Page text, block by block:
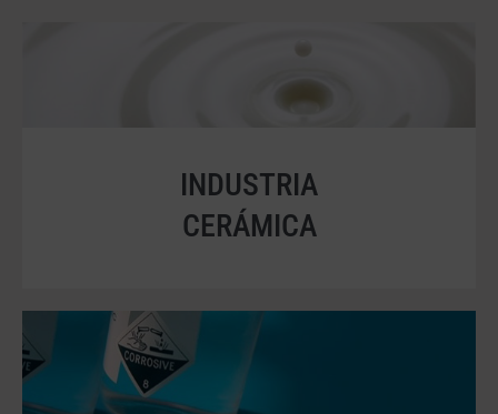
INDUSTRIA
CERÁMICA